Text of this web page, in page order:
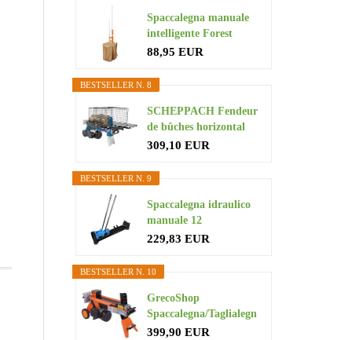
Spaccalegna manuale
intelligente Forest
Master...
88,95 EUR
BESTSELLER N. 8
SCHEPPACH Fendeur
de bûches horizontal
4T 1500W...
309,10 EUR
BESTSELLER N. 9
Spaccalegna idraulico
manuale 12
tonnellate...
229,83 EUR
BESTSELLER N. 10
GrecoShop
Spaccalegna/Taglialegn
a/Spacca Legna...
399,90 EUR